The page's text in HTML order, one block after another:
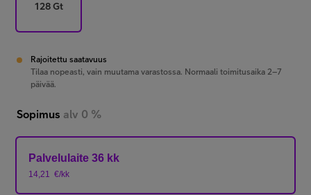
128 Gt
Rajoitettu saatavuus
Tilaa nopeasti, vain muutama varastossa. Normaali toimitusaika 2–7
päivää.
Sopimus alv 0 %
Palvelulaite 36 kk
14,21 €/kk